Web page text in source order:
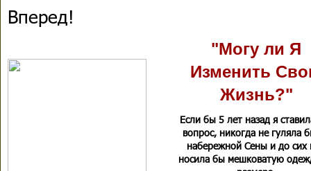
Вперед!
"Могу ли Я
Изменить
Жизнь?"
Если бы 5 лет назад я
вопрос, никогда не гуляла
набережной Сены и до сих
носила бы мешковатую